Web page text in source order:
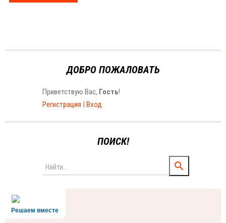
ДОБРО ПОЖАЛОВАТЬ
Приветствую Вас, Гость!
Регистрация | Вход
ПОИСК!
Решаем вместе